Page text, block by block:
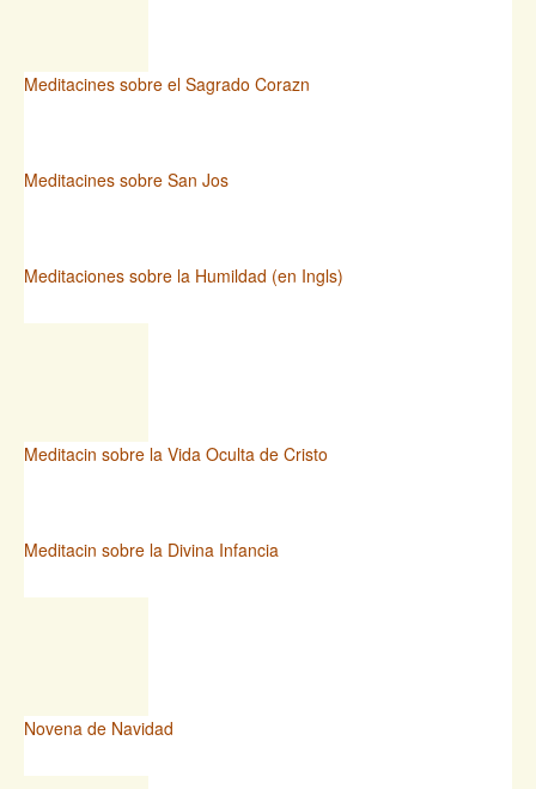
Meditacines sobre el Sagrado Corazn
Meditacines sobre San Jos
Meditaciones sobre la Humildad (en Ingls)
Meditacin sobre la Vida Oculta de Cristo
Meditacin sobre la Divina Infancia
Novena de Navidad